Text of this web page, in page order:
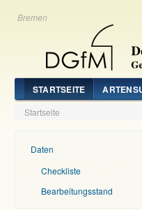
Bremen
STARTSEITE
Startseite
Daten
Checkliste
Bearbeitungsstand